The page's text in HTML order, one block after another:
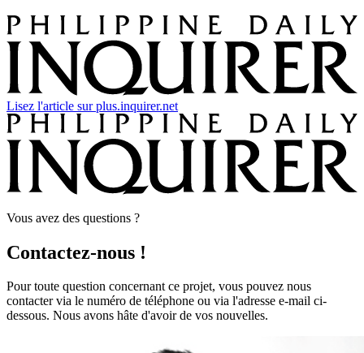
Lisez l'article sur plus.inquirer.net
Vous avez des questions ?
Contactez-nous !
Pour toute question concernant ce projet, vous pouvez nous
contacter via le numéro de téléphone ou via l'adresse e-mail ci-
dessous. Nous avons hâte d'avoir de vos nouvelles.